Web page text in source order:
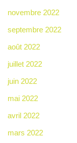
novembre 2022
septembre 2022
août 2022
juillet 2022
juin 2022
mai 2022
avril 2022
mars 2022